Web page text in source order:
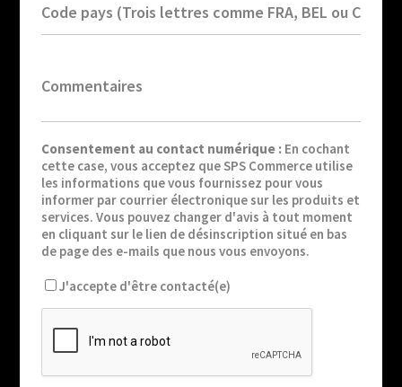
Code pays (Trois lettres comme FRA, BEL ou CHE)
Commentaires
Consentement au contact numérique : En cochant
cette case, vous acceptez que SPS Commerce utilise
les informations que vous fournissez pour vous
informer par courrier électronique sur les produits et
services. Vous pouvez changer d'avis à tout moment
en cliquant sur le lien de désinscription situé en bas
de page des e-mails que nous vous envoyons.
J'accepte d'être contacté(e)